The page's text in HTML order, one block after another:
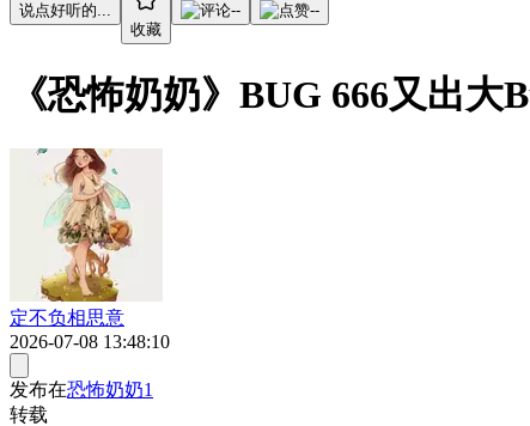
说点好听的...
收藏
-- --
《恐怖奶奶》BUG 666又出
定不负相思意
2026-07-08 13:48:10
发布在恐怖奶奶1
转载